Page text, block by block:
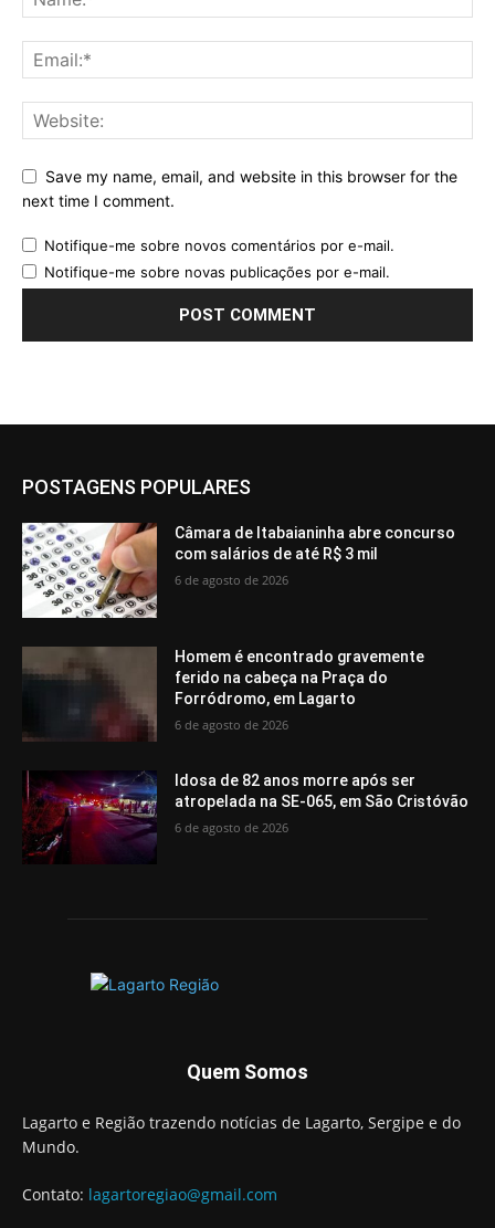
Save my name, email, and website in this browser for the
next time I comment.
Notifique-me sobre novos comentários por e-mail.
Notifique-me sobre novas publicações por e-mail.
POSTAGENS POPULARES
Câmara de Itabaianinha abre concurso
com salários de até R$ 3 mil
6 de agosto de 2026
Homem é encontrado gravemente
ferido na cabeça na Praça do
Forródromo, em Lagarto
6 de agosto de 2026
Idosa de 82 anos morre após ser
atropelada na SE-065, em São Cristóvão
6 de agosto de 2026
Quem Somos
Lagarto e Região trazendo notícias de Lagarto, Sergipe e do
Mundo.
Contato: lagartoregiao@gmail.com